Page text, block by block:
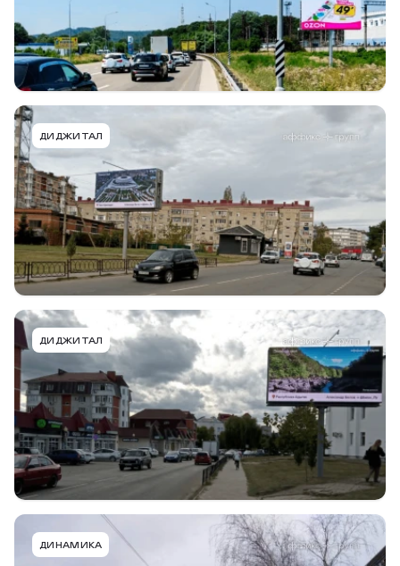
Digital Билборд 6,0 х 3,0м A
Подробнее В портфель
ДИДЖИТАЛ
GRK001BDBBMT
г. Горячий Ключ, ул. Ленина, 191, справа от
администрации, к ул. Черняховского
Тип конструкции
Digital Билборд
Размер
6,0 х 3,0м
Сторона
B
Подробнее В портфель
ДИДЖИТАЛ
GRK001ADBBMT
г. Горячий Ключ, ул. Ленина, 191, справа от
администрации, к ул. Революции
Тип конструкции
Digital Билборд
Размер
6,0 х 3,0м
Сторона
A
Подробнее В портфель
ДИНАМИКА
GRK002ACFMT
г. Горячий Ключ, ул. Революции, 5, Центр